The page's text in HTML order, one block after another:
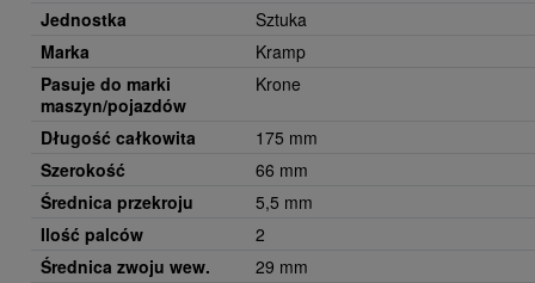
Jednostka
Sztuka
Marka
Kramp
Pasuje do marki
maszyn/pojazdów
Krone
Długość całkowita
175 mm
Szerokość
66 mm
Średnica przekroju
5,5 mm
Ilość palców
2
Średnica zwoju wew.
29 mm